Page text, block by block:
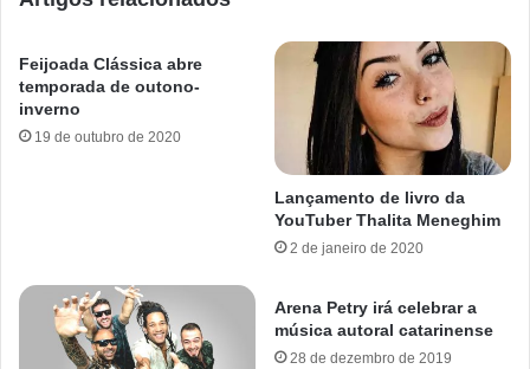
Feijoada Clássica abre
temporada de outono-
inverno
19 de outubro de 2020
Lançamento de livro da
YouTuber Thalita Meneghim
2 de janeiro de 2020
Arena Petry irá celebrar a
música autoral catarinense
28 de dezembro de 2019